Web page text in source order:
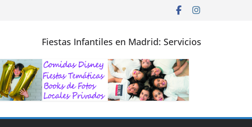
Fiestas Infantiles en Madrid: Servicios